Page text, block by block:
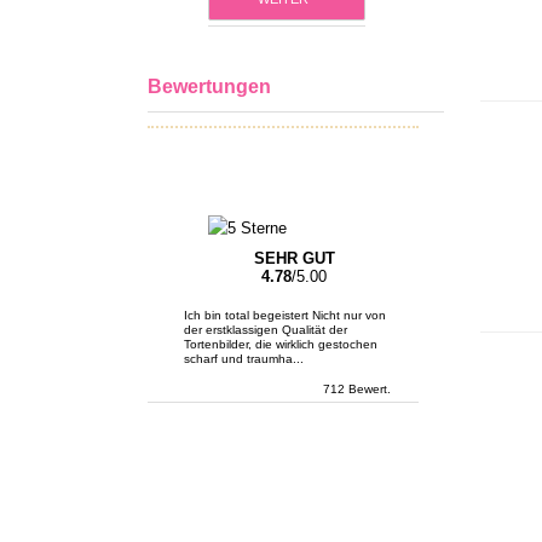
Bewertungen
SEHR GUT
4.78/5.00
Ich bin total begeistert Nicht nur von
der erstklassigen Qualität der
Tortenbilder, die wirklich gestochen
scharf und traumha...
712 Bewert.